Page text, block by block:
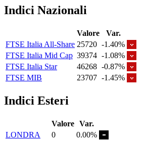
Indici Nazionali
Valore
Var.
FTSE Italia All-Share 25720 -1.40%
FTSE Italia Mid Cap 39374 -1.08%
FTSE Italia Star
46268 -0.87%
FTSE MIB
23707 -1.45%
Indici Esteri
Valore Var.
LONDRA
0
0.00%